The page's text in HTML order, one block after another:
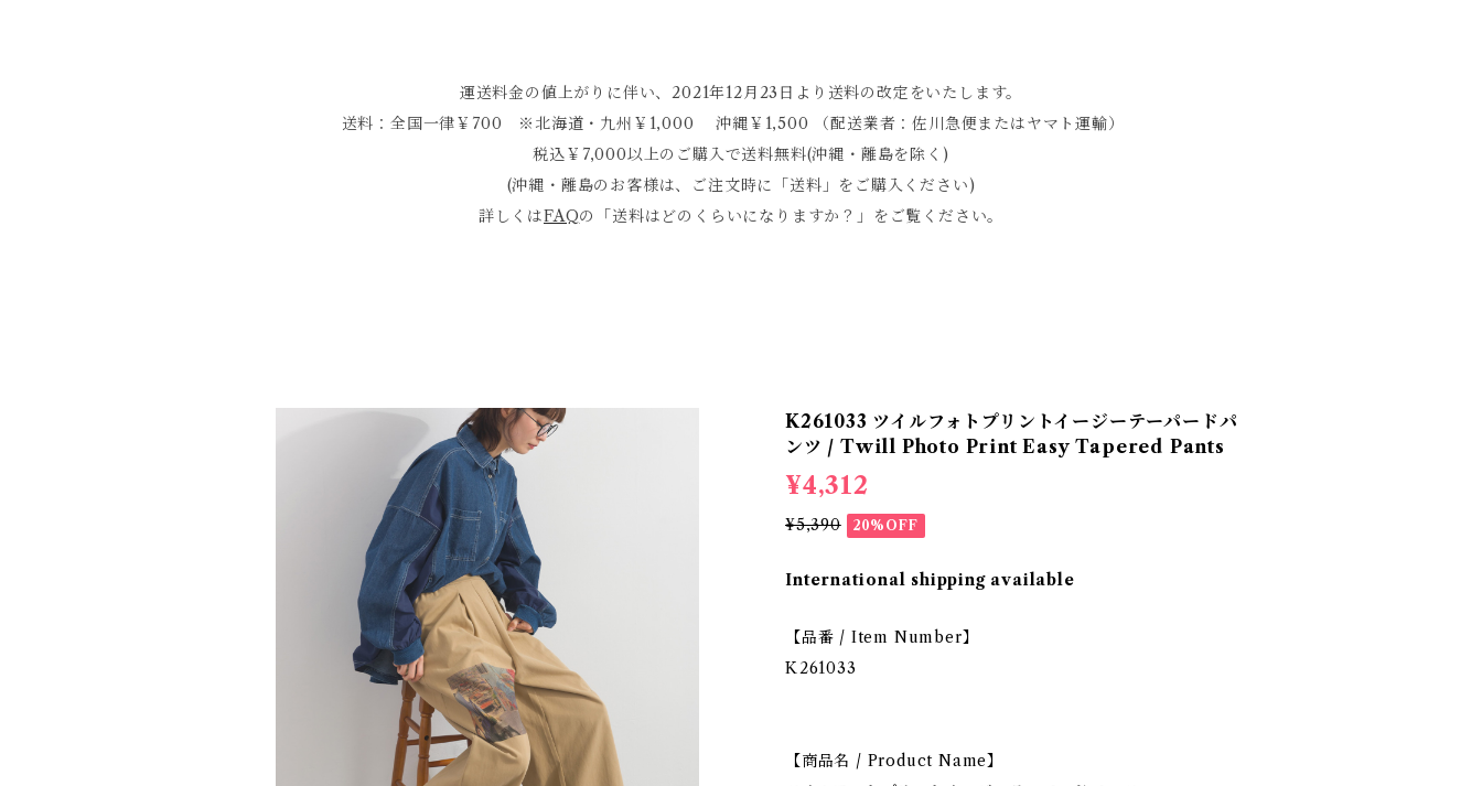
運送料金の値上がりに伴い、2021年12月23日より送料の改定をいたします。
送料：全国一律￥700 ※北海道・九州￥1,000 沖縄￥1,500 （配送業者：佐川急便またはヤマト運輸）
税込￥7,000以上のご購入で送料無料(沖縄・離島を除く)
(沖縄・離島のお客様は、ご注文時に「送料」をご購入ください)
詳しくはFAQの「送料はどのくらいになりますか？」をご覧ください。
K261033 ツイルフォトプリントイージーテーパードパ
ンツ / Twill Photo Print Easy Tapered Pants
¥4,312
¥5,390 20%OFF
International shipping available
【品番 / Item Number】
K261033
【商品名 / Product Name】